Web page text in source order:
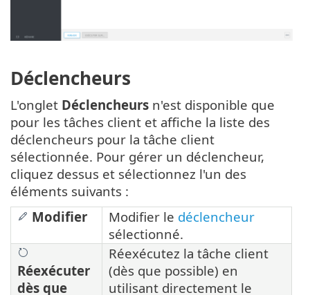
Déclencheurs
L'onglet Déclencheurs n'est disponible que
pour les tâches client et affiche la liste des
déclencheurs pour la tâche client
sélectionnée. Pour gérer un déclencheur,
cliquez dessus et sélectionnez l'un des
éléments suivants :
Modifier
Modifier le déclencheur
sélectionné.
Réexécuter
dès que
Réexécutez la tâche client
(dès que possible) en
utilisant directement le